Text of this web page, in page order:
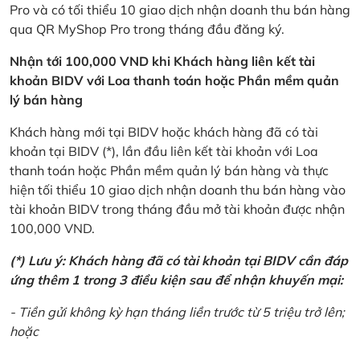
Pro và có tối thiểu 10 giao dịch nhận doanh thu bán hàng
qua QR MyShop Pro trong tháng đầu đăng ký.
Nhận tới 100,000 VND khi Khách hàng liên kết tài
khoản BIDV với Loa thanh toán hoặc Phần mềm quản
lý bán hàng
Khách hàng mới tại BIDV hoặc khách hàng đã có tài
khoản tại BIDV (*), lần đầu liên kết tài khoản với Loa
thanh toán hoặc Phần mềm quản lý bán hàng và thực
hiện tối thiểu 10 giao dịch nhận doanh thu bán hàng vào
tài khoản BIDV trong tháng đầu mở tài khoản được nhận
100,000 VND.
(*) Lưu ý: Khách hàng đã có tài khoản tại BIDV cần đáp
ứng thêm 1 trong 3 điều kiện sau để nhận khuyến mại:
- Tiền gửi không kỳ hạn tháng liền trước từ 5 triệu trở lên;
hoặc